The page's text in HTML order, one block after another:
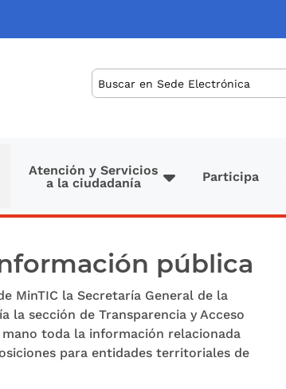
Buscar
Atención y Servicios
a la ciudadanía
Participa
pública
MinTIC la Secretaría General de la
la sección de Transparencia y Acceso
toda la información relacionada
para entidades territoriales de